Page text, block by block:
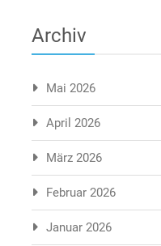
Archiv
Mai 2026
April 2026
März 2026
Februar 2026
Januar 2026